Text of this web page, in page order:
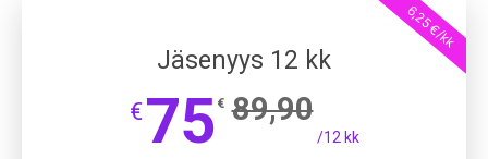
6,25 €/kk
Jäsenyys 12 kk
€75 € 89,90
/12 kk